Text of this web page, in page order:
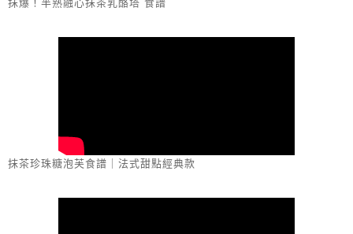
抹爆！半熟融心抹茶乳酪塔 食譜
抹茶珍珠糖泡芙食譜｜法式甜點經典款